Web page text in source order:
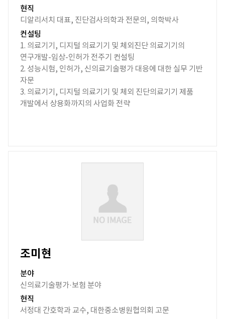
현직
디알리서치 대표, 진단검사의학과 전문의, 의학박사
컨설팅
1. 의료기기, 디지털 의료기기 및 체외진단 의료기기의
연구개발-임상-인허가 전주기 컨설팅
2. 성능시험, 인허가, 신의료기술평가 대응에 대한 실무 기반
자문
3. 의료기기, 디지털 의료기기 및 체외 진단의료기기 제품
개발에서 상용화까지의 사업화 전략
조미현
분야
신의료기술평가·보험 분야
현직
서정대 간호학과 교수, 대한중소병원협의회 고문